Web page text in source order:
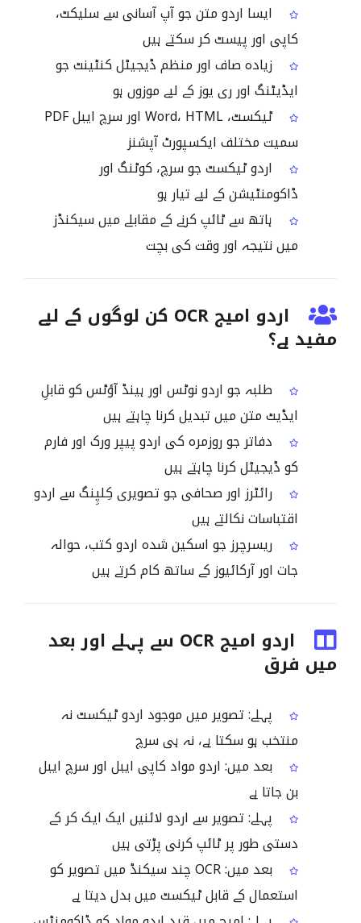
ایسا اردو متن جو آپ آسانی سے سلیکٹ،
کاپی اور پیسٹ کر سکتے ہیں
زیادہ صاف اور منظم ڈیجیٹل کنٹینٹ جو
ایڈیٹنگ اور ری یوز کے لیے موزوں ہو
ٹیکسٹ، Word، HTML اور سرچ ایبل PDF
سمیت مختلف ایکسپورٹ آپشنز
اردو ٹیکسٹ جو سرچ، کوٹنگ اور
ڈاکومنٹیشن کے لیے تیار ہو
ہاتھ سے ٹائپ کرنے کے مقابلے میں سیکنڈز
میں نتیجہ اور وقت کی بچت
اردو امیج OCR کن لوگوں کے لیے
مفید ہے؟
طلبہ جو اردو نوٹس اور ہینڈ آؤٹس کو قابلِ
ایڈیٹ متن میں تبدیل کرنا چاہتے ہیں
دفاتر جو روزمرہ کی اردو پیپر ورک اور فارم
کو ڈیجیٹل کرنا چاہتے ہیں
رائٹرز اور صحافی جو تصویری کِلپِنگ سے اردو
اقتباسات نکالتے ہیں
ریسرچرز جو اسکین شدہ اردو کتب، حوالہ
جات اور آرکائیوز کے ساتھ کام کرتے ہیں
اردو امیج OCR سے پہلے اور بعد
میں فرق
پہلے: تصویر میں موجود اردو ٹیکسٹ نہ
منتخب ہو سکتا ہے، نہ ہی سرچ
بعد میں: اردو مواد کاپی ایبل اور سرچ ایبل
بن جاتا ہے
پہلے: تصویر سے اردو لائنیں ایک ایک کر کے
دستی طور پر ٹائپ کرنی پڑتی ہیں
بعد میں: OCR چند سیکنڈ میں تصویر کو
استعمال کے قابل ٹیکسٹ میں بدل دیتا ہے